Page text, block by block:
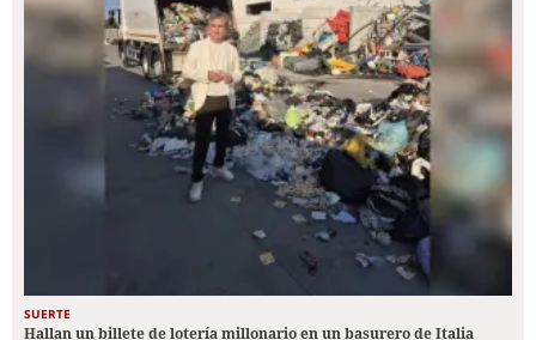
SUERTE
Hallan un billete de lotería millonario en un basurero de Italia